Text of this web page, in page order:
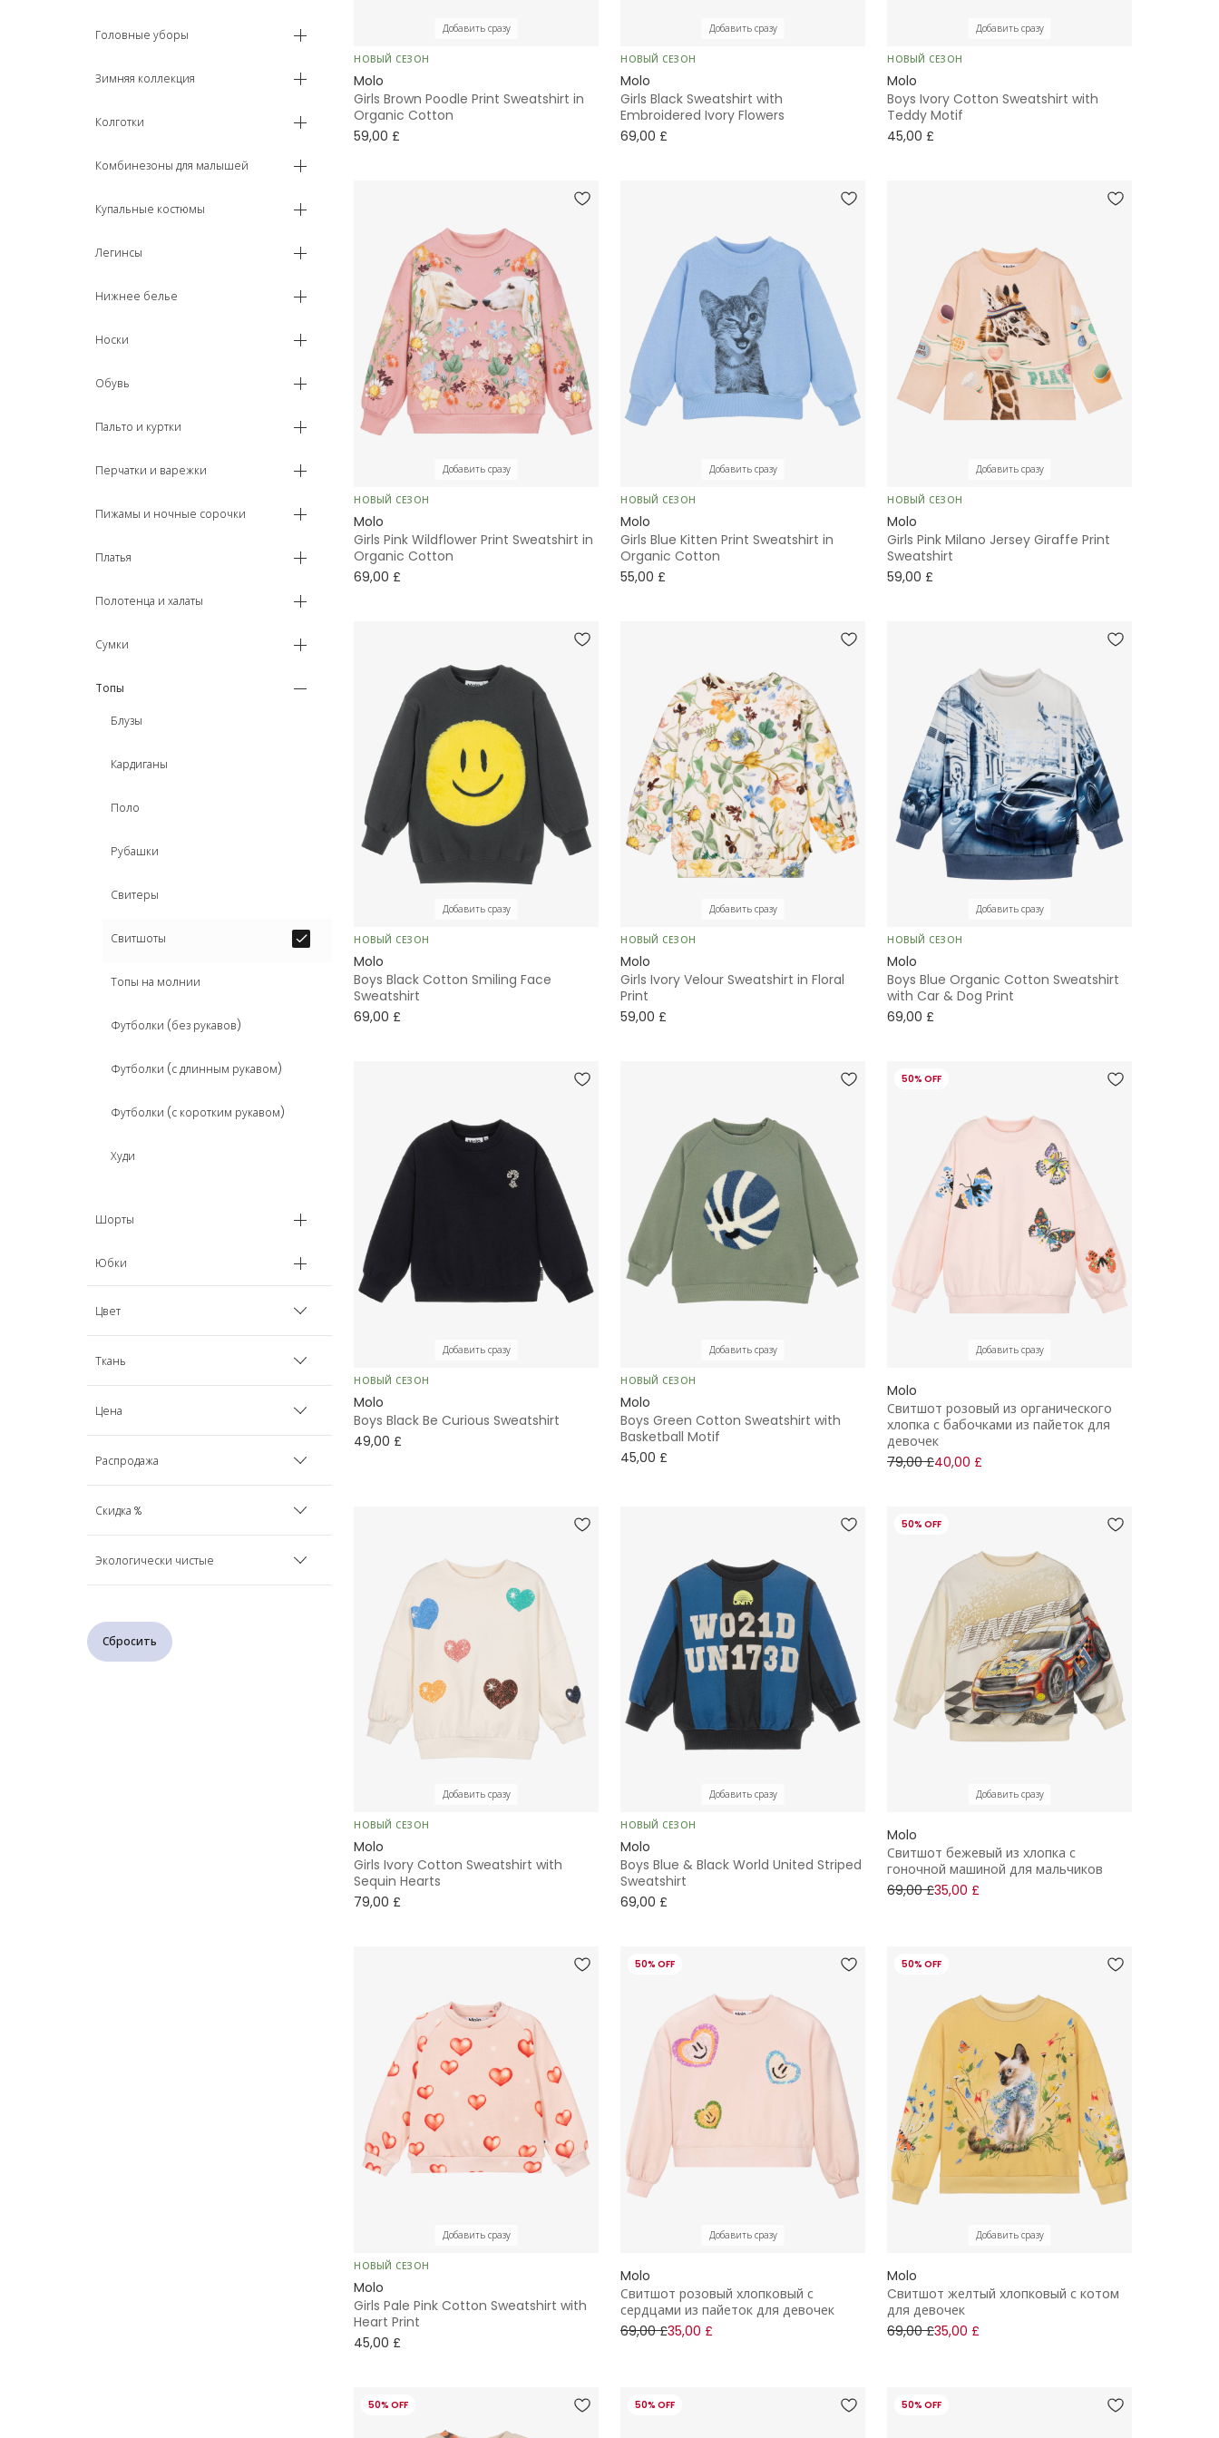
Головные уборы
Зимняя коллекция
Колготки
Комбинезоны для малышей
Купальные костюмы
Легинсы
Нижнее белье
Носки
Обувь
Пальто и куртки
Перчатки и варежки
Пижамы и ночные сорочки
Платья
Полотенца и халаты
Сумки
Топы
Блузы
Кардиганы
Поло
Рубашки
Свитеры
Свитшоты
Топы на молнии
Футболки (без рукавов)
Футболки (с длинным рукавом)
Футболки (с коротким рукавом)
Худи
Шорты
Юбки
Цвет
Бежевый
Коричневый
Зеленый
Розовый
Белый
Ткань
Велюр
Органический хлопок
Цена
Распродажа
Только товары со скидкой
Скрыть товары со скидкой
Скидка %
30%
50%
Экологически чистые
Органический хлопок
Сбросить
Добавить сразу
НОВЫЙ СЕЗОН
Molo
Girls Brown Poodle Print Sweatshirt in
Organic Cotton
59,00 £
Добавить сразу
НОВЫЙ СЕЗОН
Molo
Girls Black Sweatshirt with
Embroidered Ivory Flowers
69,00 £
Добавить сразу
НОВЫЙ СЕЗОН
Molo
Boys Ivory Cotton Sweatshirt with
Teddy Motif
45,00 £
Добавить сразу
НОВЫЙ СЕЗОН
Molo
Girls Pink Wildflower Print Sweatshirt in
Organic Cotton
69,00 £
Добавить сразу
НОВЫЙ СЕЗОН
Molo
Girls Blue Kitten Print Sweatshirt in
Organic Cotton
55,00 £
Добавить сразу
НОВЫЙ СЕЗОН
Molo
Girls Pink Milano Jersey Giraffe Print
Sweatshirt
59,00 £
Добавить сразу
НОВЫЙ СЕЗОН
Molo
Boys Black Cotton Smiling Face
Sweatshirt
69,00 £
Добавить сразу
НОВЫЙ СЕЗОН
Molo
Girls Ivory Velour Sweatshirt in Floral
Print
59,00 £
Добавить сразу
НОВЫЙ СЕЗОН
Molo
Boys Blue Organic Cotton Sweatshirt
with Car & Dog Print
69,00 £
Добавить сразу
НОВЫЙ СЕЗОН
Molo
Boys Black Be Curious Sweatshirt
49,00 £
Добавить сразу
НОВЫЙ СЕЗОН
Molo
Boys Green Cotton Sweatshirt with
Basketball Motif
45,00 £
50% OFF
Добавить сразу
Molo
Свитшот розовый из органического
хлопка с бабочками из пайеток для
девочек
79,00 £40,00 £
Добавить сразу
НОВЫЙ СЕЗОН
Molo
Girls Ivory Cotton Sweatshirt with
Sequin Hearts
79,00 £
Добавить сразу
НОВЫЙ СЕЗОН
Molo
Boys Blue & Black World United Striped
Sweatshirt
69,00 £
50% OFF
Добавить сразу
Molo
Свитшот бежевый из хлопка с
гоночной машиной для мальчиков
69,00 £35,00 £
Добавить сразу
НОВЫЙ СЕЗОН
Molo
Girls Pale Pink Cotton Sweatshirt with
Heart Print
45,00 £
50% OFF
Добавить сразу
Molo
Свитшот розовый хлопковый с
сердцами из пайеток для девочек
69,00 £35,00 £
50% OFF
Добавить сразу
Molo
Cвитшот желтый хлопковый с котом
для девочек
69,00 £35,00 £
50% OFF 50% OFF 50% OFF